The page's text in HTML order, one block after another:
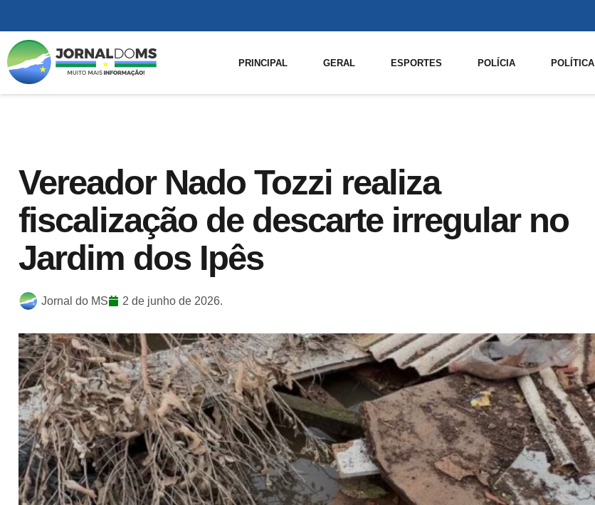
PRINCIPAL GERAL ESPORTES POLÍCIA POLÍTICA
Vereador Nado Tozzi realiza
fiscalização de descarte irregular no
Jardim dos Ipês
Jornal do MS 2 de junho de 2026.